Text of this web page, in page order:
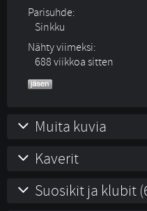
Parisuhde:
Sinkku
Nähty viimeksi:
688 viikkoa sitten
Muita kuvia
Kaverit
Suosikit ja klubit